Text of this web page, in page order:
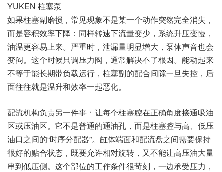
YUKEN 柱塞泵
如果柱塞副磨损，常见现象不是某一个动作突然完全消失，
而是容积效率下降：同样转速下流量变少，系统升压变慢，
油温更容易上来。严重时，泄漏量明显增大，泵体声音也会
变闷。这个时候只调压力阀，通常解决不了根因。能动起来
不等于能长期带负载运行，柱塞副的配合间隙一旦失控，后
面往往就是温升和效率一起恶化。
配流机构负责另一件事：让每个柱塞腔在正确角度接通吸油
区或压油区。它不是普通的通油孔，而是柱塞腔与高、低压
油口之间的“时序分配器”。缸体端面和配流盘之间需要保持
很好的贴合状态，既要允许相对旋转，又不能让高压油大量
串到低压侧。这个部位的工作条件很苛刻，一边承受压力，